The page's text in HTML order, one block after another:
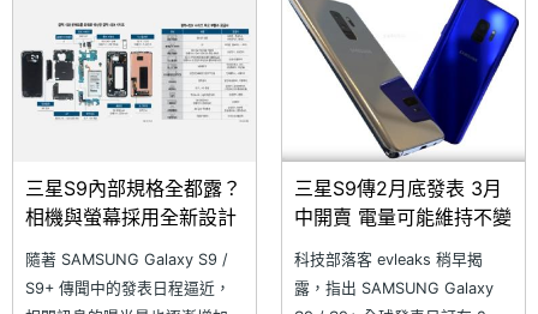
星沒有公布即將發表的新科技為
何
三星電子感光元件 ISOCELL
Fast
三星S9內部規格全都露？
相機與螢幕採用全新設計
隨著 SAMSUNG Galaxy S9 /
S9+ 傳聞中的發表日程逼近，
三星S9傳2月底發表 3月
中開賣 電量可能維持不變
科技部落客 evleaks 稍早揭
露，指出 SAMSUNG Galaxy